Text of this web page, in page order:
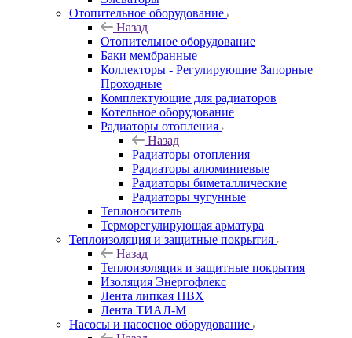
Отопительное оборудование
Назад
Отопительное оборудование
Баки мембранные
Коллекторы - Регулирующие Запорные
Проходные
Комплектующие для радиаторов
Котельное оборудование
Радиаторы отопления
Назад
Радиаторы отопления
Радиаторы алюминиевые
Радиаторы биметаллические
Радиаторы чугунные
Теплоноситель
Терморегулирующая арматура
Теплоизоляция и защитные покрытия
Назад
Теплоизоляция и защитные покрытия
Изоляция Энергофлекс
Лента липкая ПВХ
Лента ТИАЛ-М
Насосы и насосное оборудование